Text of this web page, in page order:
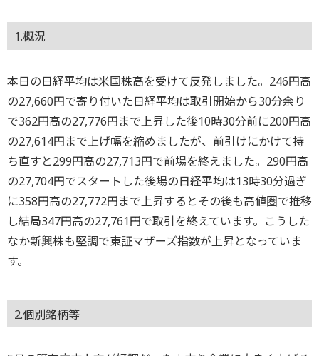
1.概況
本日の日経平均は米国株高を受けて反発しました。246円高
の27,660円で寄り付いた日経平均は取引開始から30分余り
で362円高の27,776円まで上昇した後10時30分前に200円高
の27,614円まで上げ幅を縮めましたが、前引けにかけて持
ち直すと299円高の27,713円で前場を終えました。290円高
の27,704円でスタートした後場の日経平均は13時30分過ぎ
に358円高の27,772円まで上昇するとその後も高値圏で推移
し結局347円高の27,761円で取引を終えています。こうした
なか新興株も堅調で東証マザーズ指数が上昇となっていま
す。
2.個別銘柄等